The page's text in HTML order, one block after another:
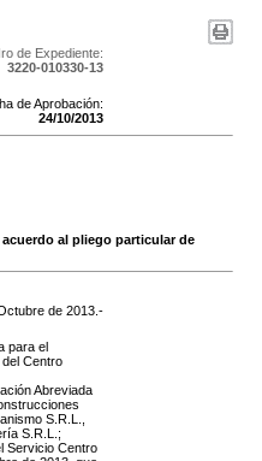
de Expediente:
3220-010330-13
de Aprobación:
24/10/2013
acuerdo al pliego particular de
de 2013 .-
para el
Centro
Abreviada
S.R.L.,
S.R.L.;
Servicio Centro